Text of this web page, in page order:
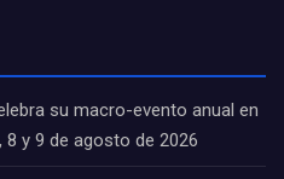
su macro-evento anual en
8 y 9 de agosto de 2026